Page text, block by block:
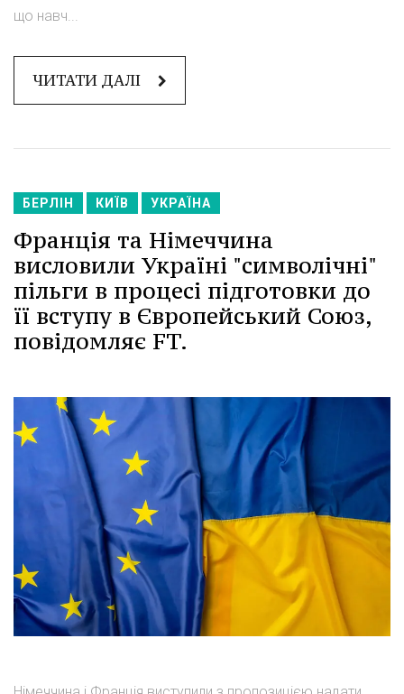
що навч...
ЧИТАТИ ДАЛІ
БЕРЛІН КИЇВ УКРАЇНА
Франція та Німеччина
висловили Україні "символічні"
пільги в процесі підготовки до
її вступу в Європейський Союз,
повідомляє FT.